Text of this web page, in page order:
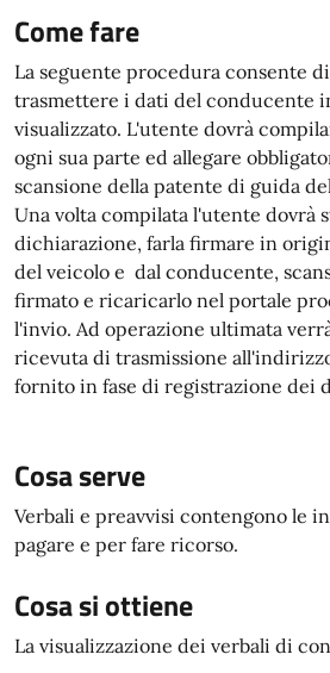
Come fare
La seguente procedura consente
trasmettere i dati del conducente
visualizzato. L'utente dovrà
ogni sua parte ed allegare
scansione della patente di guida
Una volta compilata l'utente dovrà
dichiarazione, farla firmare in
del veicolo e dal conducente,
firmato e ricaricarlo nel portale
l'invio. Ad operazione ultimata
ricevuta di trasmissione
fornito in fase di registrazione dei
Cosa serve
Verbali e preavvisi contengono le
pagare e per fare ricorso.
Cosa si ottiene
La visualizzazione dei verbali di